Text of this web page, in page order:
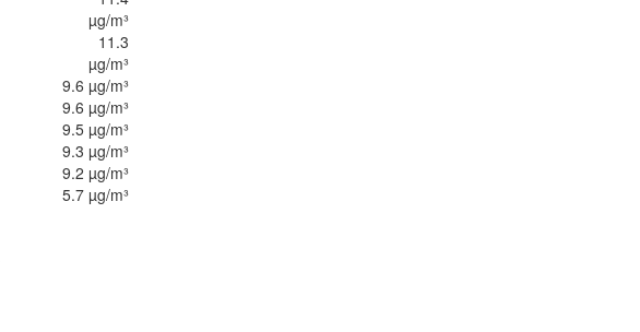
µg/m³
11.3
µg/m³
9.6 µg/m³
9.6 µg/m³
9.5 µg/m³
9.3 µg/m³
9.2 µg/m³
5.7 µg/m³